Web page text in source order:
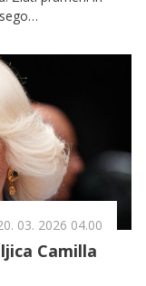
03. 2026 04.00
Camilla